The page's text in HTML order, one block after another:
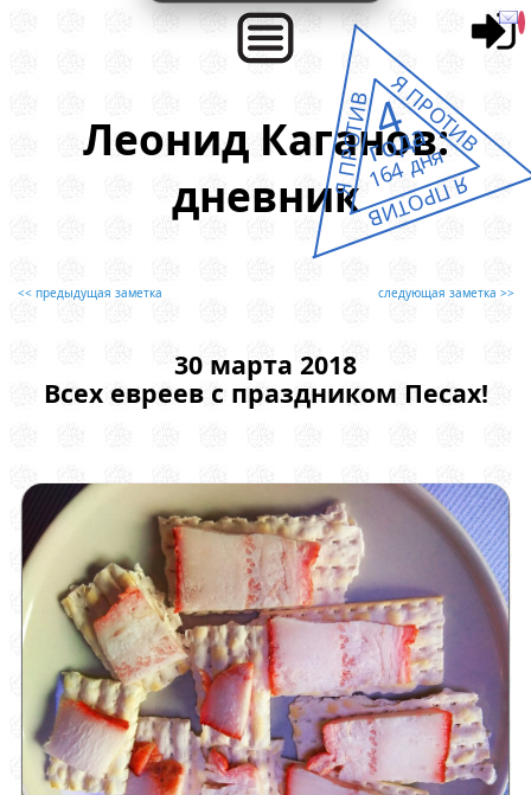
Леонид Каганов:
дневник
<< предыдущая заметка следующая заметка >>
30 марта 2018
Всех евреев с праздником Песах!
Я ПРОТИВЯ ПРОТИВ
Я ПРОТИВ
4
года
164 дня